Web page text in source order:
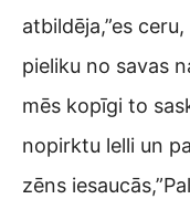
atbildēja,”es
pieliku no savas
mēs kopīgi to
nopirktu lelli un
zēns